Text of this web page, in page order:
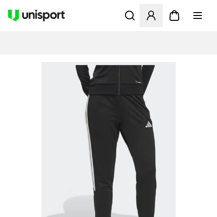
Åbner en Modal til at